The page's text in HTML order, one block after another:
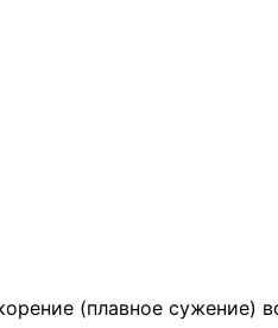
(плавное сужение)